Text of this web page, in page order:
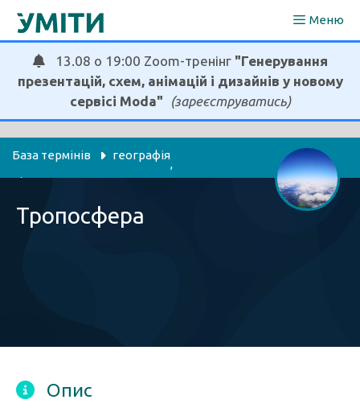
Перейти
Меню
13.08 о 19:00 Zoom-тренінг "Генерування
презентацій, схем, анімацій і дизайнів у новому
сервісі Moda"
(зареєструватись)
База термінів географія
,
пізнаємо природу
Тропосфера
Опис